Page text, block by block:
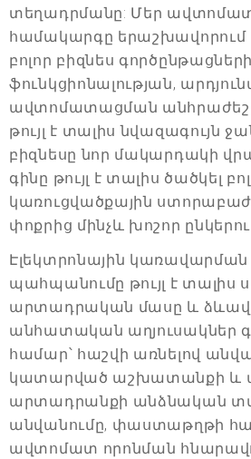
տեղադրմանը: Մեր
համակարգը երաշխավորում
բոլոր բիզնես գործընթացների
ֆունկցիոնալության,
ավտոմատացման
թույլ է տալիս նվազագույն
բիզնեսը նոր մակարդակի
գինը թույլ է տալիս ծածկել
կառուցվածքային
փոքրից մինչև խոշոր
Էլեկտրոնային
պահպանումը թույլ է տալիս
արտադրական մասը և
անհատական աղյուսակներ
համար՝ հաշվի առնելով
կատարված աշխատանքի և
արտադրանքի անձնական
անվանումը, փաստաթղթի
ավտոմատ որոնման